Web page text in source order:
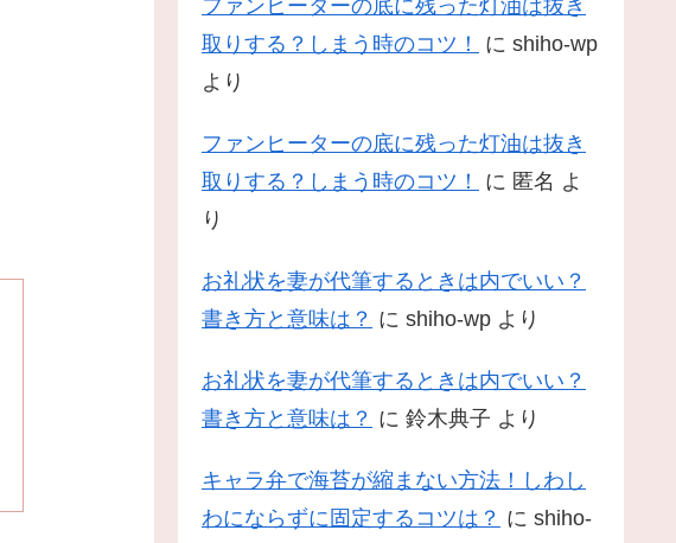
ファンヒーターの底に残った灯油は抜き
取りする？しまう時のコツ！
に shiho-wp
より
ファンヒーターの底に残った灯油は抜き
取りする？しまう時のコツ！
に 匿名 よ
り
お礼状を妻が代筆するときは内でいい？
書き方と意味は？ に shiho-wp より
お礼状を妻が代筆するときは内でいい？
書き方と意味は？ に 鈴木典子 より
キャラ弁で海苔が縮まない方法！しわし
わにならずに固定するコツは？ に shiho-